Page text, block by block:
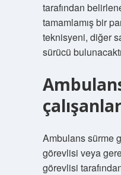
tarafından
tamamlamış bir
teknisyeni, diğer
sürücü
Ambulans sürme
görevlisi veya
görevlisi